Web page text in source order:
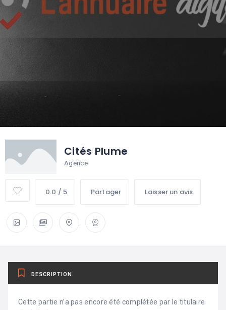
Cités Plume
Agence
0.0 / 5 Partager Laisser un avis
DESCRIPTION
Cette partie n’a pas encore été complétée par le titulaire